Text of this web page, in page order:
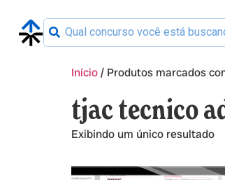
Início/ Produtos marcados
tjac tecnico
Exibindo um único resultado